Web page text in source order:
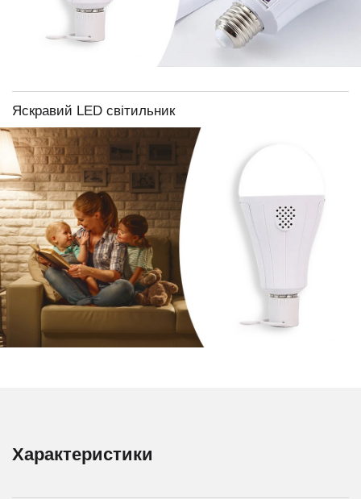
Яскравий LED світильник
Характеристики